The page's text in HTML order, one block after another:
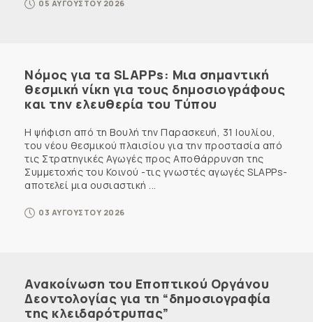
05 ΑΥΓΟΥΣΤΟΥ 2026
Νόμος για τα SLAPPs: Μια σημαντική
θεσμική νίκη για τους δημοσιογράφους
και την ελευθερία του Τύπου
Η ψήφιση από τη Βουλή την Παρασκευή, 31 Ιουλίου,
του νέου θεσμικού πλαισίου για την προστασία από
τις Στρατηγικές Αγωγές προς Αποθάρρυνση της
Συμμετοχής του Κοινού -τις γνωστές αγωγές SLAPPs-
αποτελεί μια ουσιαστική ...
03 ΑΥΓΟΥΣΤΟΥ 2026
Ανακοίνωση του Εποπτικού Οργάνου
Δεοντολογίας για τη “δημοσιογραφία
της κλειδαρότρυπας”